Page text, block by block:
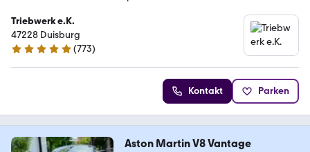
Triebwerk e.K.
47228 Duisburg
4.9 Sterne
(773)
Kontakt Parken
Aston Martin V8 Vantage